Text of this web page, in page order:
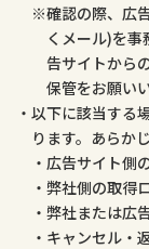
確認の際、広
くメール)を事
告サイトから
保管をお願い
以下に該当する
ります。あらか
広告サイト側
弊社側の取得
弊社または広
キャンセル・